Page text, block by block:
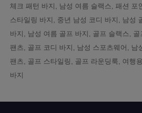
체크 패턴 바지, 남성 여름 슬랙스, 패션 포
스타일링 바지, 중년 남성 코디 바지, 남성
바지, 남성 여름 골프 바지, 골프 슬랙스,
팬츠, 골프 코디 바지, 남성 스포츠웨어, 남
팬츠, 골프 스타일링, 골프 라운딩룩, 여행
바지